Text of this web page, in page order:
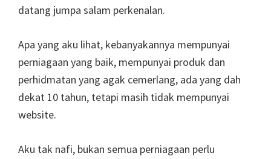
datang jumpa salam perkenalan.
Apa yang aku lihat, kebanyakannya mempunyai
perniagaan yang baik, mempunyai produk dan
perhidmatan yang agak cemerlang, ada yang dah
dekat 10 tahun, tetapi masih tidak mempunyai
website.
Aku tak nafi, bukan semua perniagaan perlu